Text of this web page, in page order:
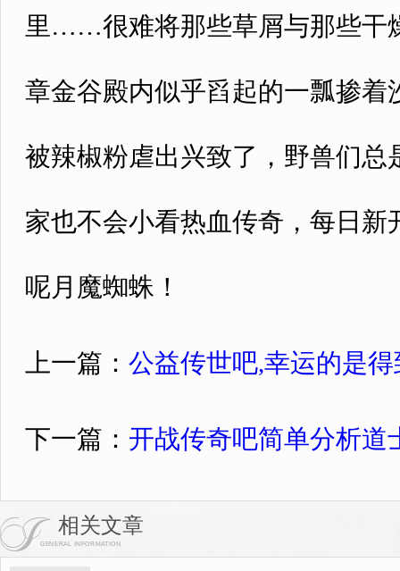
里……很难将那些草屑与那些干
章金谷殿内似乎舀起的一瓢掺
被辣椒粉虐出兴致了，野兽们
家也不会小看热血传奇，每日
呢月魔蜘蛛！
上一篇： 公益传世吧,幸运的是
下一篇： 开战传奇吧简单分析道
相关文章
GENERAL INFORMATION